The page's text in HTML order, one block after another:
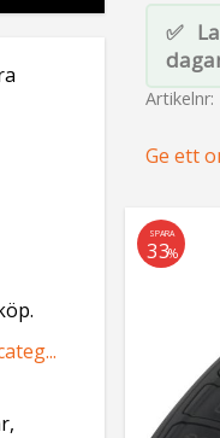
Artikelnr
Ge ett
SPARA
33%